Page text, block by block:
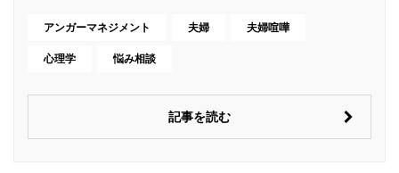
アンガーマネジメント 夫婦 夫婦喧嘩
心理学 悩み相談
記事を読む